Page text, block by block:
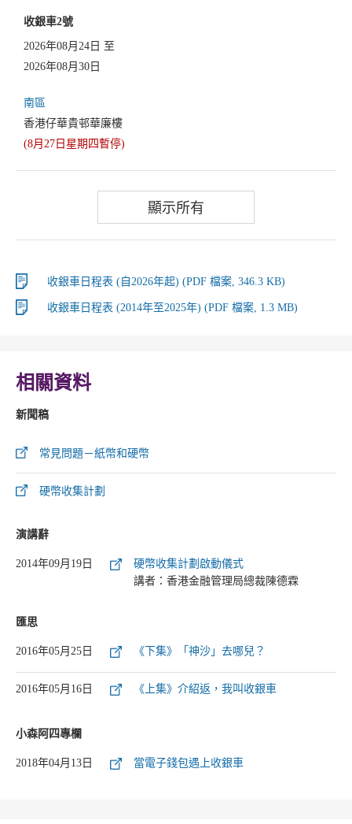
收銀車2號
2026年08月24日 至
2026年08月30日
南區
香港仔華貴邨華廉樓
(8月27日星期四暫停)
顯示所有
收銀車日程表 (自2026年起) (PDF 檔案, 346.3 KB)
收銀車日程表 (2014年至2025年) (PDF 檔案, 1.3 MB)
相關資料
新聞稿
常見問題－紙幣和硬幣
硬幣收集計劃
演講辭
2014年09月19日
硬幣收集計劃啟動儀式
講者：香港金融管理局總裁陳德霖
匯思
2016年05月25日 《下集》「神沙」去哪兒？
2016年05月16日 《上集》介紹返，我叫收銀車
小森阿四專欄
2018年04月13日 當電子錢包遇上收銀車